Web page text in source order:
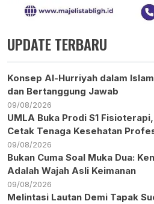
UPDATE TERBARU
Konsep Al-Hurriyah dalam
dan Bertanggung Jawab
09/08/2026
UMLA Buka Prodi S1
Cetak Tenaga Kesehatan
09/08/2026
Bukan Cuma Soal Muka Dua:
Adalah Wajah Asli Keimanan
09/08/2026
Melintasi Lautan Demi Tapak